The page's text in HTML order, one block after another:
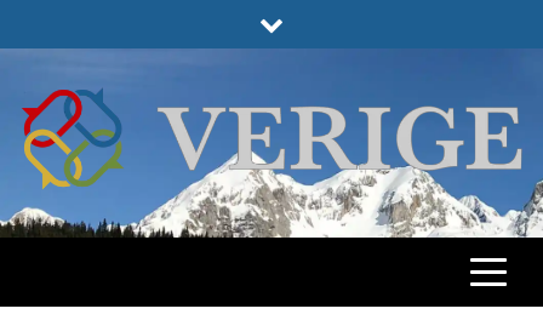
to
VERIGE
ODABRANO